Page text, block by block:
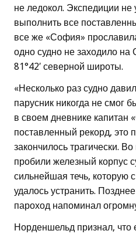
не ледокол. Экспедиции не
выполнить все
все же «София»
одно судно не заходило на
81°42′ северной широты.
«Несколько раз судно
парусник никогда не смог
в своем дневнике капитан
поставленный рекорд, это
закончилось трагически.
пробили железный корпус
сильнейшая течь, которую
удалось устранить.
пароход напоминал
Норденшельд признал,